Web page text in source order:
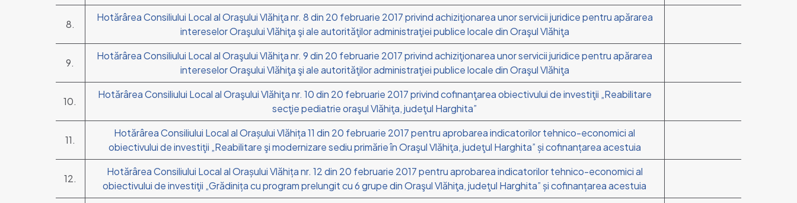
8.
Hotărârea Consiliului Local al Oraşului Vlăhiţa nr. 8 din 20 februarie 2017 privind achiziţionarea unor servicii juridice pentru apărarea
intereselor Oraşului Vlăhiţa şi ale autorităţilor administraţiei publice locale din Oraşul Vlăhiţa
9.
Hotărârea Consiliului Local al Oraşului Vlăhiţa nr. 9 din 20 februarie 2017 privind achiziţionarea unor servicii juridice pentru apărarea
intereselor Oraşului Vlăhiţa şi ale autorităţilor administraţiei publice locale din Oraşul Vlăhiţa
10.
Hotărârea Consiliului Local al Oraşului Vlăhiţa nr. 10 din 20 februarie 2017 privind cofinanţarea obiectivului de investiţii „Reabilitare
secţie pediatrie oraşul Vlăhiţa, judeţul Harghita”
11.
Hotărârea Consiliului Local al Orașului Vlăhița 11 din 20 februarie 2017 pentru aprobarea indicatorilor tehnico-economici al
obiectivului de investiţii „Reabilitare şi modernizare sediu primărie în Oraşul Vlăhiţa, judeţul Harghita” și cofinanțarea acestuia
12.
Hotărârea Consiliului Local al Orașului Vlăhița nr. 12 din 20 februarie 2017 pentru aprobarea indicatorilor tehnico-economici al
obiectivului de investiţii „Grădinița cu program prelungit cu 6 grupe din Oraşul Vlăhiţa, judeţul Harghita” și cofinanțarea acestuia